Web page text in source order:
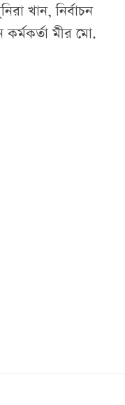
খান, নির্বাচন
মীর মো.